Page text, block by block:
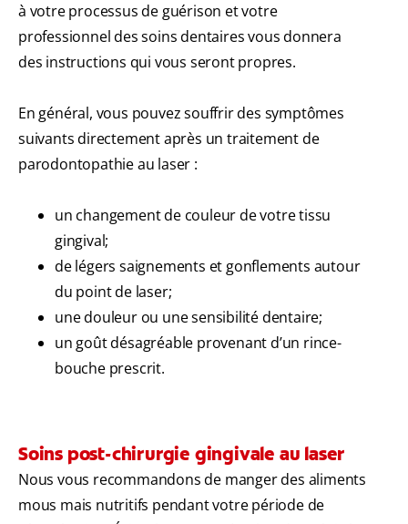
à votre processus de guérison et votre
professionnel des soins dentaires vous donnera
des instructions qui vous seront propres.
En général, vous pouvez souffrir des symptômes
suivants directement après un traitement de
parodontopathie au laser :
un changement de couleur de votre tissu
gingival;
de légers saignements et gonflements autour
du point de laser;
une douleur ou une sensibilité dentaire;
un goût désagréable provenant d’un rince-
bouche prescrit.
Soins post-chirurgie gingivale au laser
Nous vous recommandons de manger des aliments
mous mais nutritifs pendant votre période de